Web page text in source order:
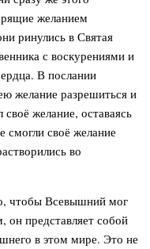
желанием
ринулись в Святая
с воскурениями и
В послании
желание разрешиться и
желание, оставаясь
своё желание
во
чтобы Всевышний мог
он представляет собой
в этом мире. Это не